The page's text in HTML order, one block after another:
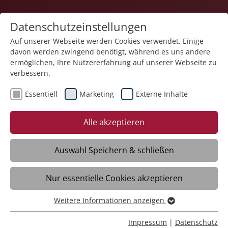
Karriere
28.03.2025
Wechsel in der
Regionalleitung
Meckenbeuren/Liebenau– Zum 1. April
gibt es einen personellen Wechsel in den
beiden Pflegeunternehmen der Stiftung
Liebenau: Sonja Huber, Regionalleiterin
der Region BW Sigmaringen, Zollernalb,
Datenschutzeinstellungen
Auf unserer Webseite werden Cookies verwendet. Einige
davon werden zwingend benötigt, während es uns andere
ermöglichen, Ihre Nutzererfahrung auf unserer Webseite zu
verbessern.
Essentiell Marketing Externe Inhalte
Alle akzeptieren
Auswahl Speichern & schließen
Nur essentielle Cookies akzeptieren
Essentiell
Essentielle Cookies werden für grundlegende Funktionen
Weitere Informationen anzeigen
Impressum | Datenschutz